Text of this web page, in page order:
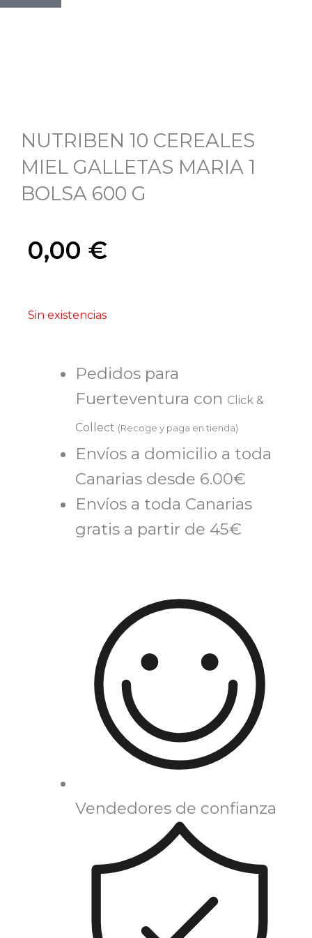
NUTRIBEN 10 CEREALES
MIEL GALLETAS MARIA 1
BOLSA 600 G
0,00 €
Sin existencias
Pedidos para
Fuerteventura con Click &
Collect (Recoge y paga en tienda)
Envíos a domicilio a toda
Canarias desde 6.00€
Envíos a toda Canarias
gratis a partir de 45€
Vendedores de confianza